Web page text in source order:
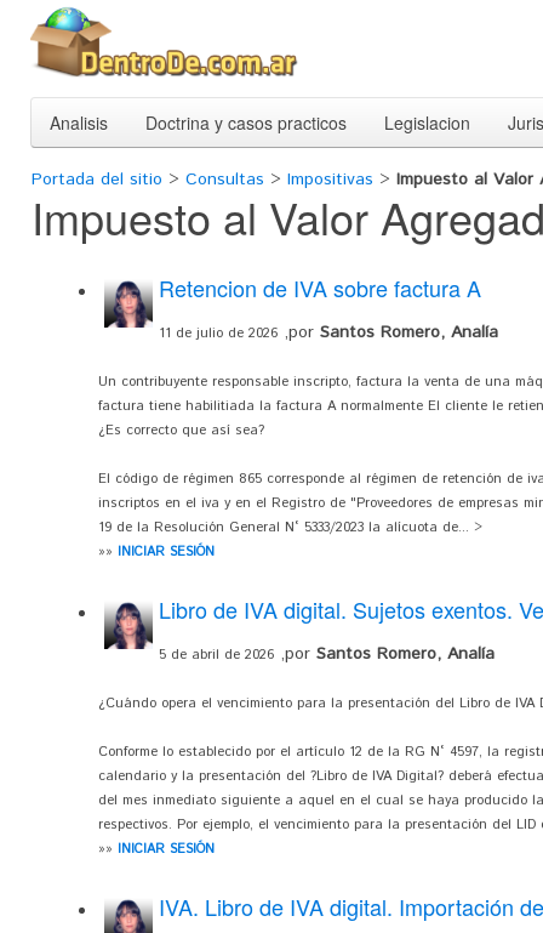
Analisis Doctrina y casos practicos Legislacion
Portada del sitio > Consultas > Impositivas > Impuesto al Valor
Impuesto al Valor
Retencion de IVA sobre factura A
11 de julio de 2026 ,por Santos Romero, Analía
Un contribuyente responsable inscripto, factura la venta de una
factura tiene habilitiada la factura A normalmente El cliente le
¿Es correcto que así sea?
El código de régimen 865 corresponde al régimen de retención de
inscriptos en el iva y en el Registro de "Proveedores de empresas
19 de la Resolución General N° 5333/2023 la alícuota de... >
»» INICIAR SESIÓN
Libro de IVA digital. Sujetos exentos.
5 de abril de 2026 ,por Santos Romero, Analía
¿Cuándo opera el vencimiento para la presentación del Libro de
Conforme lo establecido por el artículo 12 de la RG N° 4597, la
calendario y la presentación del ?Libro de IVA Digital? deberá
del mes inmediato siguiente a aquel en el cual se haya producido
respectivos. Por ejemplo, el vencimiento para la presentación del
»» INICIAR SESIÓN
IVA. Libro de IVA digital. Importación